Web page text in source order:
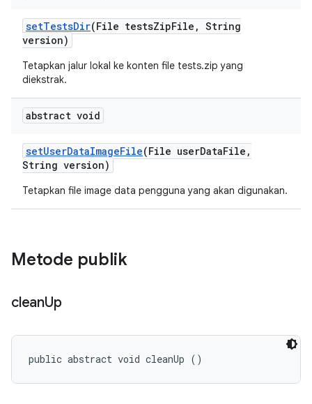
setTestsDir(File testsZipFile , String
version)
Tetapkan jalur lokal ke konten file tests.zip yang
diekstrak.
abstract void
setUserDataImageFile(File userDataFile ,
String version)
Tetapkan file image data pengguna yang akan digunakan.
Metode publik
cleanUp
public abstract void cleanUp ()